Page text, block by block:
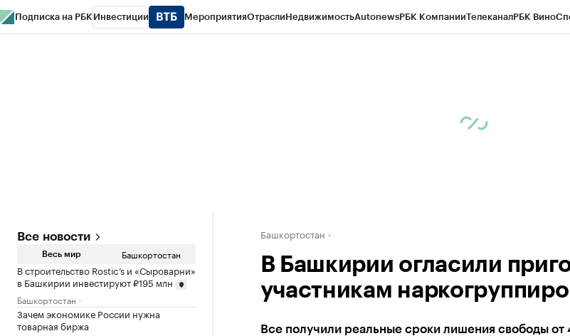
Подписка на РБК Инвестиции МероприятияОтраслиНедвижимостьAutonewsРБК КомпанииТелеканалРБК Вино
Все новости
Весь мир Башкортостан
В строительство Rostic’s и «Сыроварни»
в Башкирии инвестируют ₽195 млн
Башкортостан
Зачем экономике России нужна
товарная биржа
Башкортостан
В Башкирии огласили
участникам
Все получили реальные сроки лишения свободы от